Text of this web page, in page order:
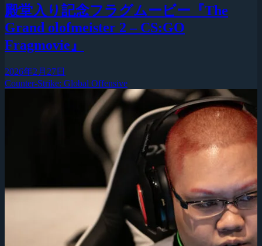
殿堂入り記念フラグムービー『The
Grand olofmeister 2 – CS:GO
Fragmovie』
2026年2月27日
Counter-Strike: Global Offensive